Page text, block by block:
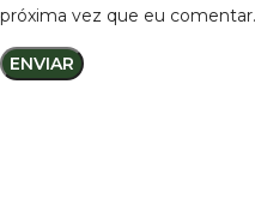
próxima vez que eu comentar.